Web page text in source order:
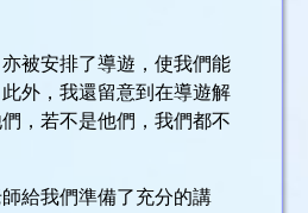
被安排了導遊，使我們能
外，我還留意到在導遊解
，若不是他們，我們都不
給我們準備了充分的講